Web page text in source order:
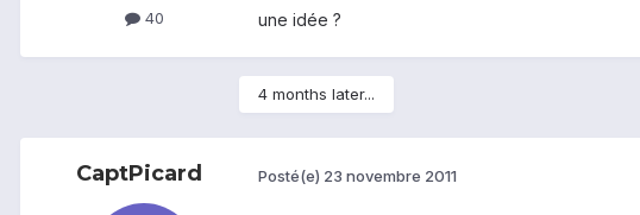
40 une idée ?
4 months later...
CaptPicard Posté(e) 23 novembre 2011